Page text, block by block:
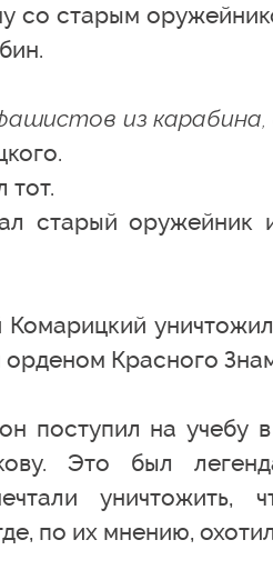
со старым
из
тот.
старый оружейник
Красного
поступил на учебу
Это был
по их мнению,